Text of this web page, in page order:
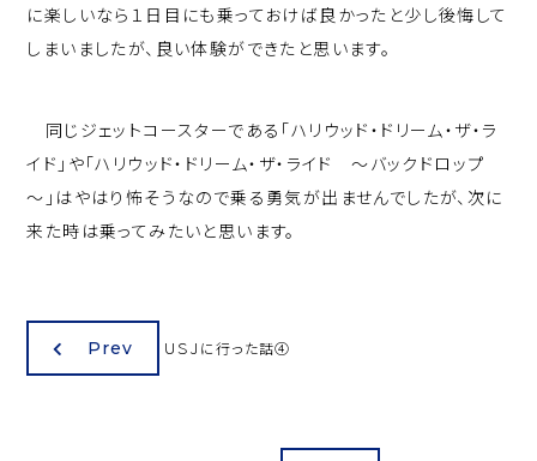
に楽しいなら１日目にも乗っておけば良かったと少し後悔して
しまいましたが、良い体験ができたと思います。
同じジェットコースターである「ハリウッド・ドリーム・ザ・ラ
イド」や「ハリウッド・ドリーム・ザ・ライド ～バックドロップ
～」はやはり怖そうなので乗る勇気が出ませんでしたが、次に
来た時は乗ってみたいと思います。
Prev ＵＳＪに行った話④